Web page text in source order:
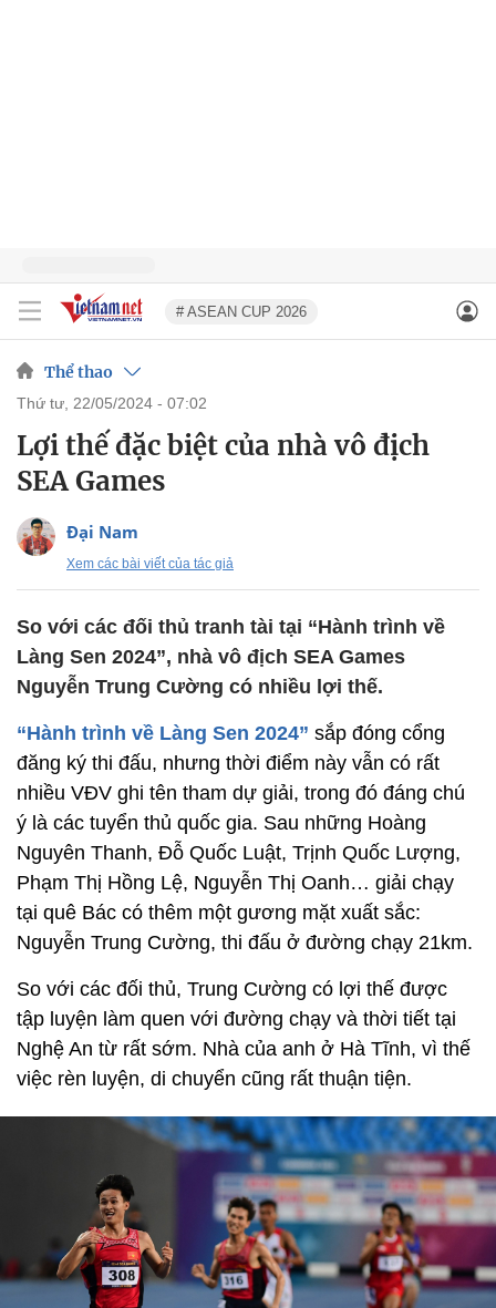
# ASEAN CUP 2026
Thể thao
thứ tư, 22/05/2024 - 07:02
Lợi thế đặc biệt của nhà vô địch
SEA Games
Đại Nam
Xem các bài viết của tác giả
So với các đối thủ tranh tài tại “Hành trình về
Làng Sen 2024”, nhà vô địch SEA Games
Nguyễn Trung Cường có nhiều lợi thế.
“Hành trình về Làng Sen 2024” sắp đóng cổng
đăng ký thi đấu, nhưng thời điểm này vẫn có rất
nhiều VĐV ghi tên tham dự giải, trong đó đáng chú
ý là các tuyển thủ quốc gia. Sau những Hoàng
Nguyên Thanh, Đỗ Quốc Luật, Trịnh Quốc Lượng,
Phạm Thị Hồng Lệ, Nguyễn Thị Oanh… giải chạy
tại quê Bác có thêm một gương mặt xuất sắc:
Nguyễn Trung Cường, thi đấu ở đường chạy 21km.
So với các đối thủ, Trung Cường có lợi thế được
tập luyện làm quen với đường chạy và thời tiết tại
Nghệ An từ rất sớm. Nhà của anh ở Hà Tĩnh, vì thế
việc rèn luyện, di chuyển cũng rất thuận tiện.